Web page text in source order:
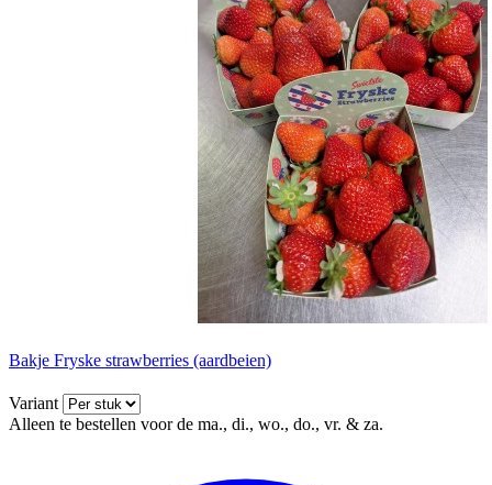
Bakje Fryske strawberries (aardbeien)
Variant
Alleen te bestellen voor de ma., di., wo., do., vr. & za.